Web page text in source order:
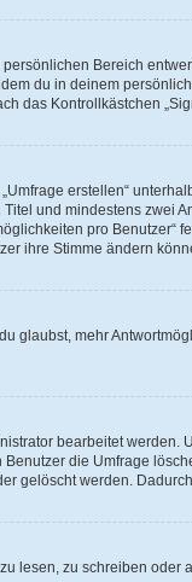
Bereich
du in deinem
das Kontrollkästchen
erstellen“
und mindestens zwei
pro
ihre Stimme ändern
glaubst, mehr
bearbeitet
die Umfrage
gelöscht werden.
lesen, zu schreiben